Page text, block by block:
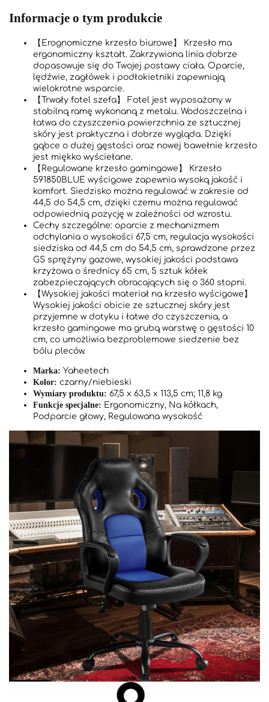
Informacje o tym produkcie
【Erognomiczne krzesło biurowe】 Krzesło ma
ergonomiczny kształt. Zakrzywiona linia dobrze
dopasowuje się do Twojej postawy ciała. Oparcie,
lędźwie, zagłówek i podłokietniki zapewniają
wielokrotne wsparcie.
【Trwały fotel szefa】 Fotel jest wyposażony w
stabilną ramę wykonaną z metalu. Wodoszczelna i
łatwa do czyszczenia powierzchnia ze sztucznej
skóry jest praktyczna i dobrze wygląda. Dzięki
gąbce o dużej gęstości oraz nowej bawełnie krzesło
jest miękko wyściełane.
【Regulowane krzesło gamingowe】 Krzesło
591850BLUE wyścigowe zapewnia wysoką jakość i
komfort. Siedzisko można regulować w zakresie od
44,5 do 54,5 cm, dzięki czemu można regulować
odpowiednią pozycję w zależności od wzrostu.
Cechy szczególne: oparcie z mechanizmem
odchylania o wysokości 67,5 cm, regulacja wysokości
siedziska od 44,5 cm do 54,5 cm, sprawdzone przez
GS sprężyny gazowe, wysokiej jakości podstawa
krzyżowa o średnicy 65 cm, 5 sztuk kółek
zabezpieczających obracających się o 360 stopni.
【Wysokiej jakości materiał na krzesło wyścigowe】
Wysokiej jakości obicie ze sztucznej skóry jest
przyjemne w dotyku i łatwe do czyszczenia, a
krzesło gamingowe ma grubą warstwę o gęstości 10
cm, co umożliwia bezproblemowe siedzenie bez
bólu pleców.
Marka: ‎Yaheetech
Kolor: ‎czarny/niebieski
Wymiary produktu: ‎67,5 x 63,5 x 113,5 cm; 11,8 kg
Funkcje specjalne: ‎Ergonomiczny, Na kółkach,
Podparcie głowy, Regulowana wysokość